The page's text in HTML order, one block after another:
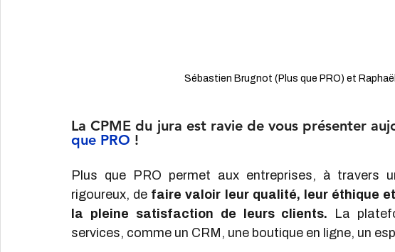
Sébastien Brugnot (Plus que PRO) et
La CPME du jura est ravie de vous présenter
que PRO !
Plus que PRO permet aux entreprises, à travers
rigoureux, de faire valoir leur qualité, leur éthique
la pleine satisfaction de leurs clients. La
services, comme un CRM, une boutique en ligne, un